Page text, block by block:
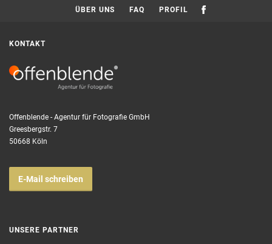
ÜBER UNS FAQ PROFIL
KONTAKT
Offenblende - Agentur für Fotografie GmbH
Greesbergstr. 7
50668 Köln
E-Mail schreiben
UNSERE PARTNER